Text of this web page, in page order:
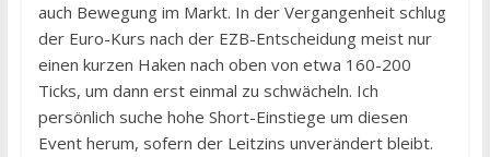
auch Bewegung im Markt. In der Vergangenheit schlug
der Euro-Kurs nach der EZB-Entscheidung meist nur
einen kurzen Haken nach oben von etwa 160-200
Ticks, um dann erst einmal zu schwächeln. Ich
persönlich suche hohe Short-Einstiege um diesen
Event herum, sofern der Leitzins unverändert bleibt.